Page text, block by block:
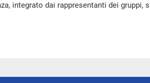
integrato dai rappresentanti dei gruppi,